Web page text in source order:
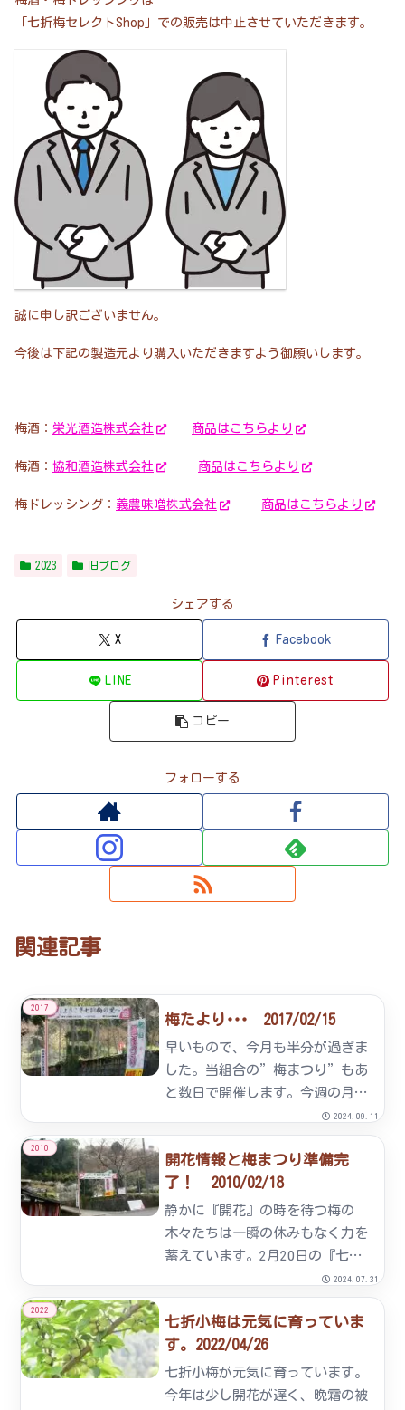
「七折梅セレクトShop」での販売は中止させていただきます。
誠に申し訳ございません。
今後は下記の製造元より購入いただきますよう御願いします。
梅酒： 栄光酒造株式会社 商品はこちらより
梅酒： 協和酒造株式会社 商品はこちらより
梅ドレッシング： 義農味噌株式会社 商品はこちらより
2023 旧ブログ
シェアする
X Facebook
LINE Pinterest
コピー
フォローする
関連記事
2017
梅たより･･･ 2017/02/15
早いもので、今月も半分が過ぎま
した。当組合の”梅まつり”もあ
と数日で開催します。今週の月曜
日に、梅まつりに皆様をお迎えす
るべく組合員総出で、梅園の整備
を行いすっかり準備が整っており
ます。後は、皆様のお越しをお待
ちするだけ。如月に入って、前
半...
2024.09.11
2010
開花情報と梅まつり準備完
了！ 2010/02/18
静かに『開花』の時を待つ梅の
木々たちは一瞬の休みもなく力を
蓄えています。2月20日の『七折
梅まつり』開催に向け開花情報を
ご案内致します。梅まつり準備完
了！七折梅まつりを間近にひか
え、17～18日にかけて組合員総
出で準備作業を行いました。開
花...
2024.07.31
2022
七折小梅は元気に育っていま
す。2022/04/26
七折小梅が元気に育っています。
今年は少し開花が遅く、晩霜の被